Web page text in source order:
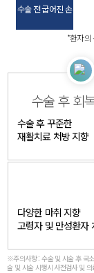
수술 전 굽어진 손​
*환자의
수술 후 회
수술 후 꾸준한​
재활치료 처방 지향
다양한 마취 지향​
고령자 및 만성환자
※주의사항 : 수술 및 시술 후 국
술 및 시술 시행시 사전검사 및